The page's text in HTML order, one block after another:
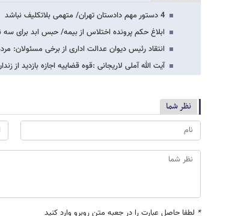
4 دستور مهم دادستان تهران/ متهمی بلاتکلیف نباشد
ابلاغ حکم پرونده اختلاس از بیمه/ حبس ابد برای سه
انتقاد رئیس دیوان عدالت اداری از برخی مسئولان:
آیت الله آملی لاریجانی :قوه قضاییه اجازه بازدید از
نظر شما
* لطفا حاصل عبارت را در جعبه متن روبرو وارد کنید